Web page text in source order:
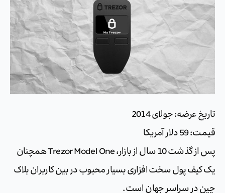
تاریخ عرضه: جولای 2014
قیمت: 59 دلار آمریکا
پس از گذشت 10 سال از بازار، Trezor Model One همچنان
یک کیف پول سخت افزاری بسیار محبوب در بین کاربران بلاک
چین در سراسر جهان است.